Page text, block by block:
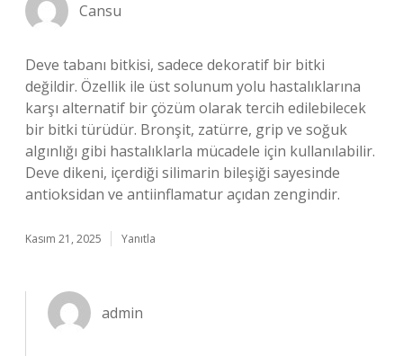
Cansu
Deve tabanı bitkisi, sadece dekoratif bir bitki
değildir. Özellik ile üst solunum yolu hastalıklarına
karşı alternatif bir çözüm olarak tercih edilebilecek
bir bitki türüdür. Bronşit, zatürre, grip ve soğuk
algınlığı gibi hastalıklarla mücadele için kullanılabilir.
Deve dikeni, içerdiği silimarin bileşiği sayesinde
antioksidan ve antiinflamatur açıdan zengindir.
Kasım 21, 2025 Yanıtla
admin